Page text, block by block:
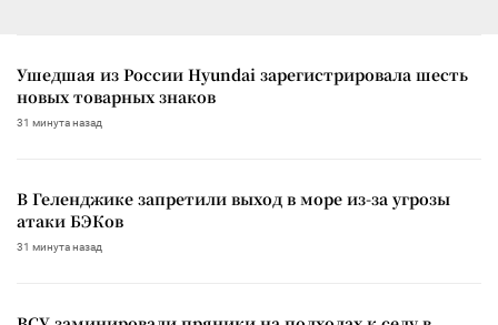
Ушедшая из России Hyundai зарегистрировала шесть
новых товарных знаков
31 минута назад
В Геленджике запретили выход в море из-за угрозы
атаки БЭКов
31 минута назад